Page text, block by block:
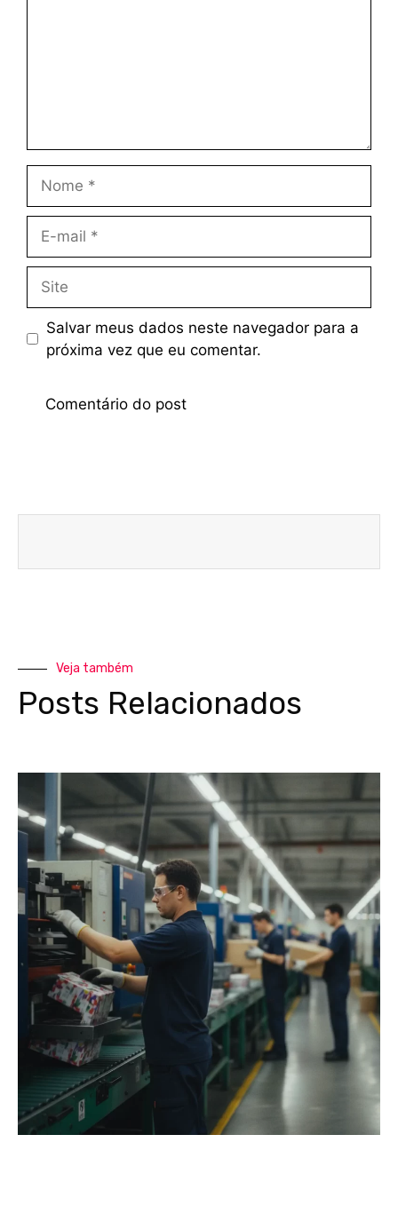
Salvar meus dados neste navegador para a
próxima vez que eu comentar.
Veja também
Posts Relacionados